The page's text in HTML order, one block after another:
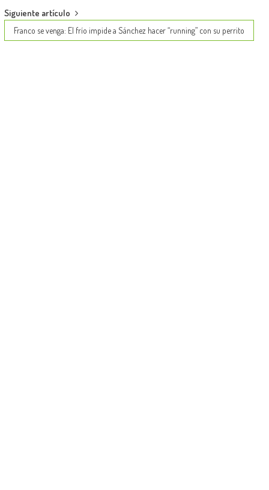
Siguiente artículo
Franco se venga: El frío impide a Sánchez hacer “running” con su perrito